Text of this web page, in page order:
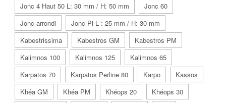
Jonc 4 Haut 50 L: 30 mm / H: 50 mm
Jonc 60
Jonc arrondi
Jonc Pi L : 25 mm / H: 30 mm
Kabestrissima
Kabestros GM
Kabestros PM
Kalimnos 100
Kalimnos 125
Kalimnos 65
Karpatos 70
Karpatos Perline 80 Karpo
Kassos
Khéa GM
Khéa PM Khéops 20
Khéops 30